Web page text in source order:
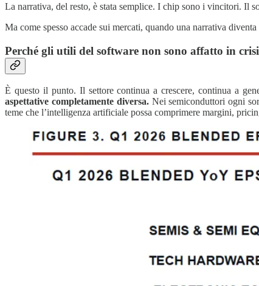
La narrativa, del resto, è stata semplice. I chip sono i vincitori. Il
Ma come spesso accade sui mercati, quando una narrativa
Perché gli utili del software non sono affatto in
È questo il punto. Il settore continua a crescere, continua a
aspettative completamente diversa.Nei semiconduttori ogni
teme che l’intelligenza artificiale possa comprimere margini,